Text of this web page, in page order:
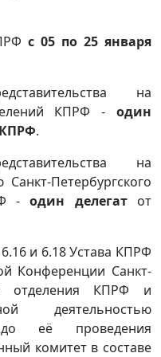
с 05 по 25 января
на
КПРФ - один
.
на
Петербургского
-один делегатот
и 6.18 Устава КПРФ
Конференции Санкт-
отделения КПРФ и
деятельностью
до её проведения
комитет в составе